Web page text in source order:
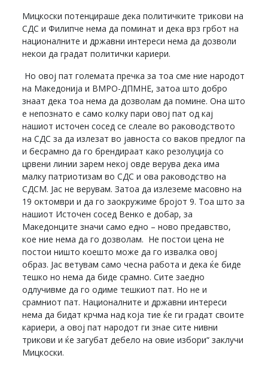
Мицкоски потенцираше дека политичките трикови на
СДС и Филипче нема да поминат и дека врз грбот на
националните и државни интереси нема да дозволи
некои да градат политички кариери.
Но овој пат големата пречка за тоа сме ние народот
на Македонија и ВМРО-ДПМНЕ, затоа што добро
знаат дека тоа нема да дозволам да помине. Она што
е непознато е само колку пари овој пат од кај
нашиот источен сосед се слеале во раководството
на СДС за да излезат во јавноста со ваков предлог па
и бесрамно да го брендираат како резолуција со
црвени линии зарем некој овде верува дека има
малку патриотизам во СДС и ова раководство на
СДСМ. Јас не верувам. Затоа да излеземе масовно на
19 октомври и да го заокружиме бројот 9. Тоа што за
нашиот Источен сосед Венко е добар, за
Македонците значи само едно – ново предавство,
кое ние нема да го дозволам. Не постои цена не
постои ништо коешто може да го извалка овој
образ. Јас ветувам само чесна работа и дека ќе биде
тешко но нема да биде срамно. Сите заедно
одлучивме да го одиме тешкиот пат. Но не и
срамниот пат. Националните и државни интереси
нема да бидат крчма над која тие ќе ги градат своите
кариери, а овој пат народот ги знае сите нивни
трикови и ќе загубат дебело на овие избори“ заклучи
Мицкоски.